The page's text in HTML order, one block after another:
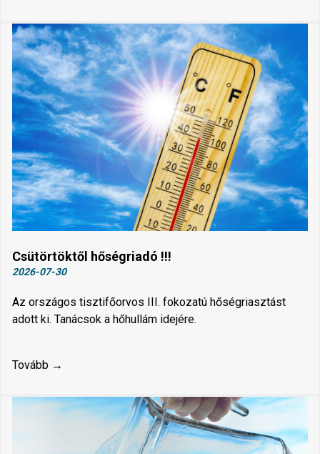
Csütörtöktől hőségriadó !!!
2026-07-30
Az országos tisztifőorvos III. fokozatú hőségriasztást
adott ki. Tanácsok a hőhullám idejére.
Tovább →